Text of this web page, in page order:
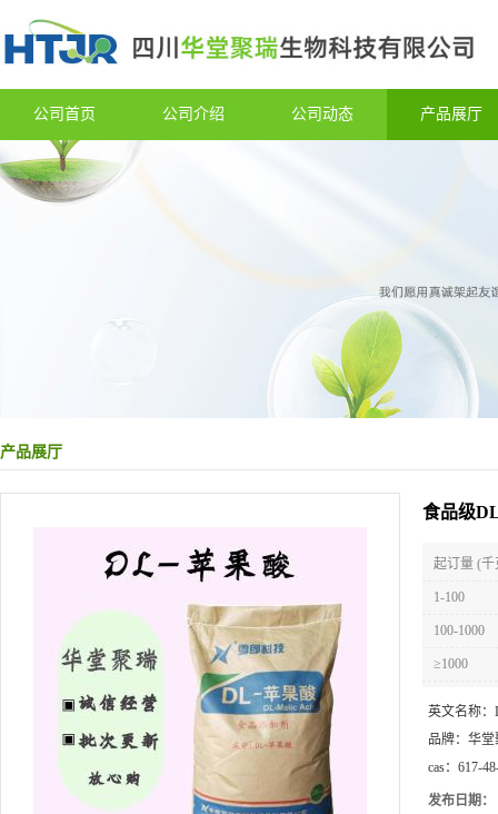
公司首页 公司介绍 公司动态 产品展厅
产品展厅
食品级
起订量 (千
1-100
100-1000
≥1000
英文名称：
品牌： 华堂
cas： 617-
发布日期：